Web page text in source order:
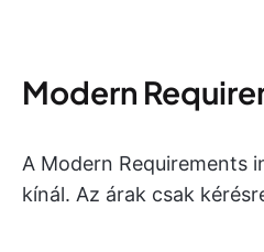
Modern
A Modern Requirements
kínál. Az árak csak